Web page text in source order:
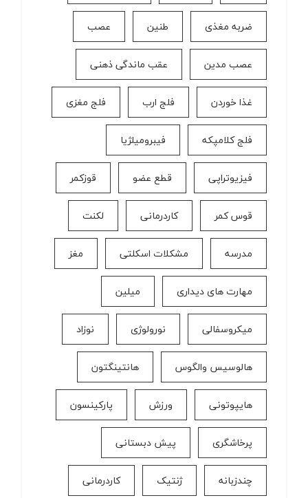
ضربه مغذی طنین عصب
عصب مدین عقب ماندگی ذهنی
غذا خوردن فلج ارب فلج مغزی
فلج کلامپکه فیبرومیلژیا
فیزیوتراپی قطع عضو قوزکمر
قوس کمر كاردرمانی لکنت
مدرسه مشکلات اسکلتی مغز
مهارت های دیداری میلین
میکروسفالی نورولوژی نوزاد
هالوسیس والگوس هانتینگتون
هایپوتونی ورزش پارکینسون
پرخاشگری پیش دبستانی
چندزبانه ژنتیک کاردرمانی